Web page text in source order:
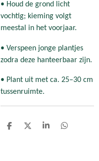
• Houd de grond licht
vochtig; kieming volgt
meestal in het voorjaar.
• Verspeen jonge plantjes
zodra deze hanteerbaar zijn.
• Plant uit met ca. 25–30 cm
tussenruimte.
D
D
S
D